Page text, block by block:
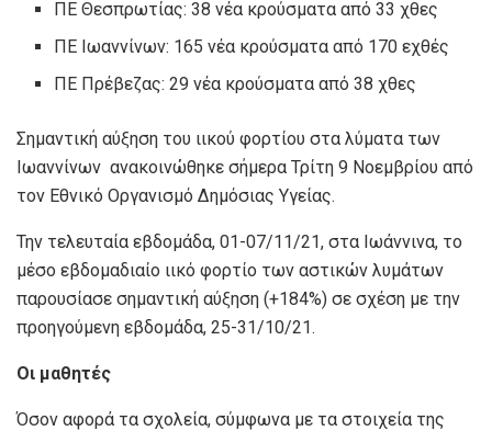
ΠΕ Θεσπρωτίας: 38 νέα κρούσματα από 33 χθες
ΠΕ Ιωαννίνων: 165 νέα κρούσματα από 170 εχθές
ΠΕ Πρέβεζας: 29 νέα κρούσματα από 38 χθες
Σημαντική αύξηση του ιικού φορτίου στα λύματα των
Ιωαννίνων ανακοινώθηκε σήμερα Τρίτη 9 Νοεμβρίου από
τον Εθνικό Οργανισμό Δημόσιας Υγείας.
Την τελευταία εβδομάδα, 01-07/11/21, στα Ιωάννινα, το
μέσο εβδομαδιαίο ιικό φορτίο των αστικών λυμάτων
παρουσίασε σημαντική αύξηση (+184%) σε σχέση με την
προηγούμενη εβδομάδα, 25-31/10/21.
Οι μαθητές
Όσον αφορά τα σχολεία, σύμφωνα με τα στοιχεία της